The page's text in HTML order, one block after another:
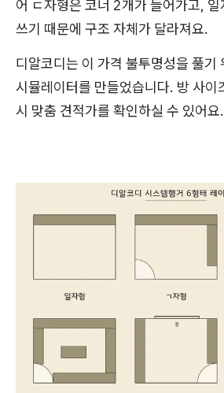
어 ㄷ자형은 코너 2개가 들어가고,
쓰기 때문에 구조 자체가 달라져요.
디알코디는 이 가격 불투명성을 풀기
시뮬레이터를 만들었습니다. 방 사이
시 맞춤 견적가를 확인하실 수 있어요.